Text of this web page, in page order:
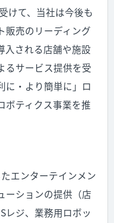
けて、当社は今後も
販売のリーディング
入される店舗や施設
るサービス提供を受
に・より簡単に」ロ
ボティクス事業を推
エンターテインメン
ーションの提供（店
レジ、業務用ロボッ